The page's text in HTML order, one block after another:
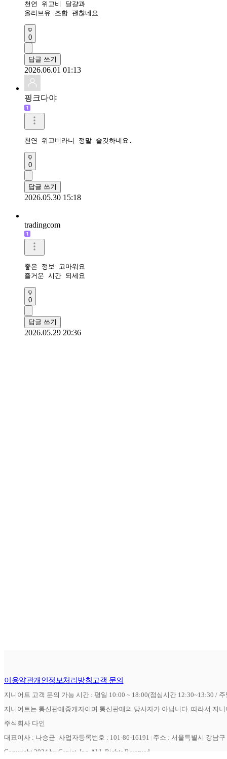
현타온 쿼카
올리브유까지 같이 먹는 건 처음 알았어요 ㅎㅎ치즈만 넣었었는
0
답글 쓰기
2026.06.01 10:00
워니s
천연 위고비 달걀과
올리브유 조합 괜찮네요
답글 쓰기
2026.06.01 01:13
핑크다야
천연 위고비라니 정말 솔깃하네요.